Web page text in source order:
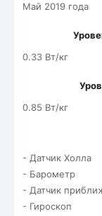
Май 2019 года
0.33 Вт/кг
0.85 Вт/кг
- Датчик Холла
- Барометр
- Датчик
- Гироскоп